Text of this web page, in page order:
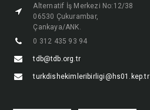
Alternatif İş Merkezi No:12/38
06530 Çukurambar,
Çankaya/ANK.
0 312 435 93 94
tdb@tdb.org.tr
turkdishekimleribirligi@hs01.kep.tr